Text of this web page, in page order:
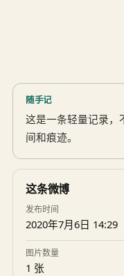
随手记
这是一条轻量记录，
间和痕迹。
这条微博
发布时间
2020年7月6日 14:29
图片数量
1 张